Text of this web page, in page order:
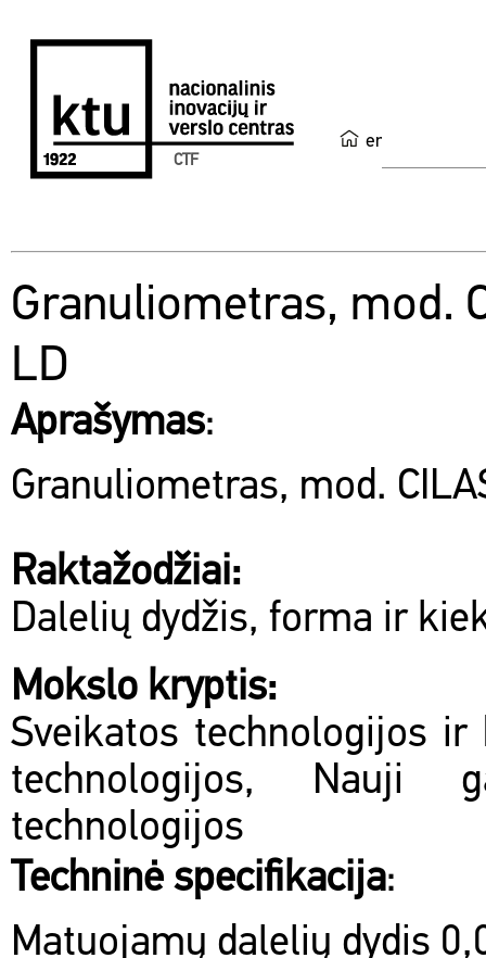
en
CTF
Granuliometras, mod.
LD
Aprašymas:
Granuliometras, mod.
Raktažodžiai:
Dalelių dydžis, forma ir
Mokslo kryptis:
Sveikatos technologijos
technologijos, Nauji
technologijos
Techninė specifikacija:
Matuojamų dalelių dydis